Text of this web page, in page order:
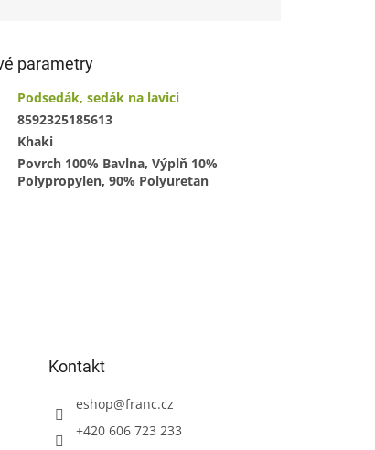
parametry
Podsedák, sedák na lavici
8592325185613
Khaki
Povrch 100% Bavlna, Výplň 10%
Polypropylen, 90% Polyuretan
Kontakt
eshop@franc.cz
+420 606 723 233